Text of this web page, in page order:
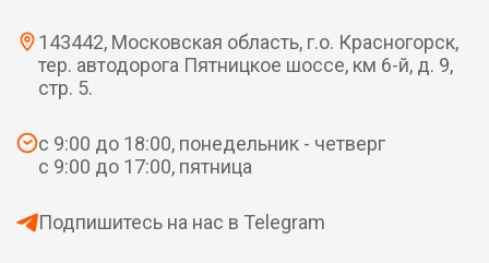
143442, Московская область, г.о. Красногорск,
тер. автодорога Пятницкое шоссе, км 6-й, д. 9,
стр. 5.
с 9:00 до 18:00, понедельник - четверг
с 9:00 до 17:00, пятница
Подпишитесь на нас в Telegram